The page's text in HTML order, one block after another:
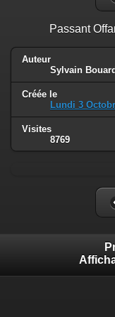
Passant
Auteur
Sylvain
Créée le
Lundi 3
Visites
8769